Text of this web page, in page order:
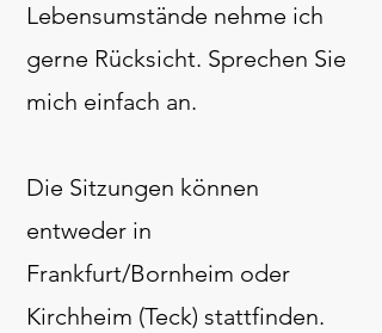
Lebensumstände nehme ich
gerne Rücksicht. Sprechen Sie
mich einfach an.
Die Sitzungen können
entweder in
Frankfurt/Bornheim oder
Kirchheim (Teck) stattfinden.